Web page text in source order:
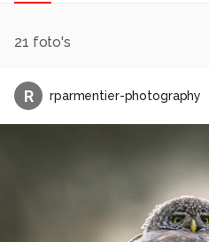
21 foto's
R rparmentier-photography